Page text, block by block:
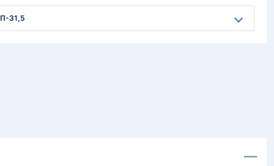
31,5